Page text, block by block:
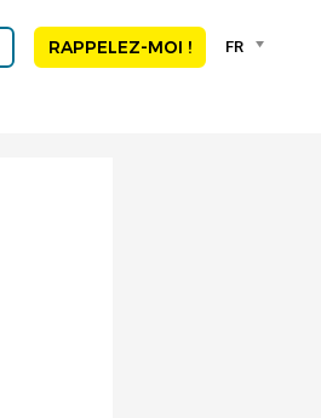
RAPPELEZ-MOI !
Language
FR